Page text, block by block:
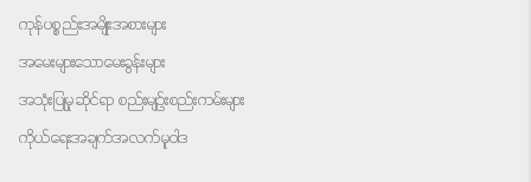
ကုန်ပစ္စည်းအမျိုးအစားများ
အမေးများသောမေးခွန်းများ
အသုံးပြုမှုဆိုင်ရာ စည်းမျဉ်းစည်းကမ်းများ
ကိုယ်ရေးအချက်အလက်မူဝါဒ